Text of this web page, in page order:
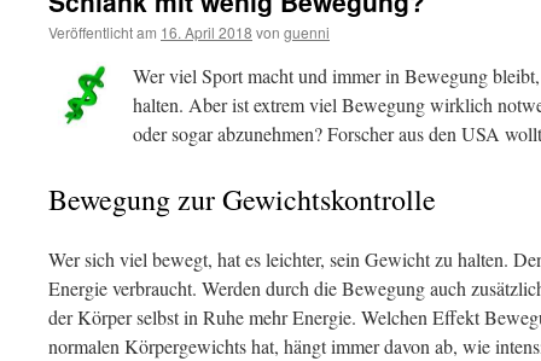
Veröffentlicht am 16. April 2018 von guenni
Wer viel Sport macht und immer in Bewegung
halten. Aber ist extrem viel Bewegung wirklich
oder sogar abzunehmen? Forscher aus den USA
Bewegung zur Gewichtskontrolle
Wer sich viel bewegt, hat es leichter, sein Gewicht zu halten.
Energie verbraucht. Werden durch die Bewegung auch
der Körper selbst in Ruhe mehr Energie. Welchen Effekt
normalen Körpergewichts hat, hängt immer davon ab, wie